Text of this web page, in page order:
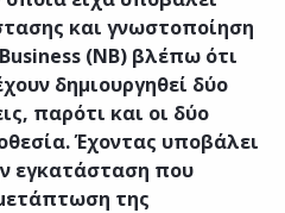
και γνωστοποίηση
(ΝΒ) βλέπω ότι
δημιουργηθεί δύο
παρότι και οι δύο
Έχοντας υποβάλει
εγκατάσταση που
της